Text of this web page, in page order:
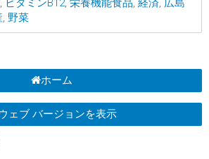
, ビタミンB12, 栄養機能食品, 経済, 広島
, 野菜
ホーム
ェブ バージョンを表示